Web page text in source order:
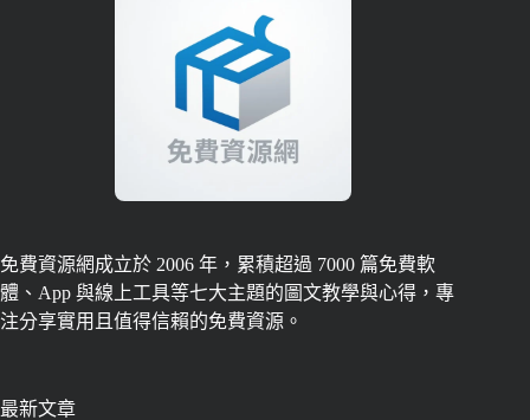
免費資源網成立於 2006 年，累積超過 7000 篇免費軟
體、App 與線上工具等七大主題的圖文教學與心得，專
注分享實用且值得信賴的免費資源。
最新文章